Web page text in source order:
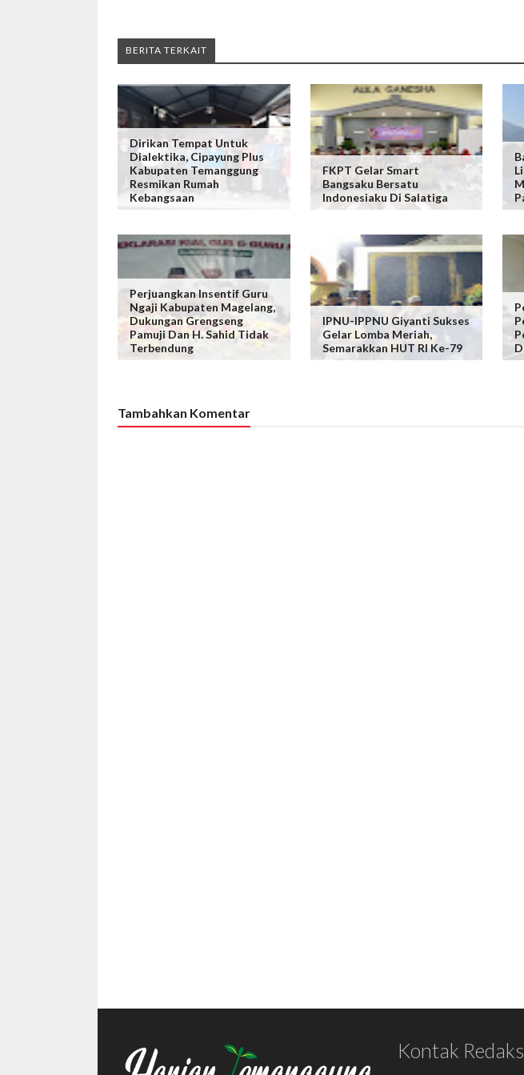
BERITA TERKAIT
Dirikan Tempat Untuk
Dialektika, Cipayung Plus
Kabupaten Temanggung
Resmikan Rumah
Kebangsaan
FKPT Gelar Smart
Bangsaku Bersatu
Indonesiaku Di Salatiga
Perjuangkan Insentif Guru
Ngaji Kabupaten Magelang,
Dukungan Grengseng
Pamuji Dan H. Sahid Tidak
Terbendung
IPNU-IPPNU Giyanti Sukses
Gelar Lomba Meriah,
Semarakkan HUT RI Ke-79
Tambahkan Komentar
Kontak